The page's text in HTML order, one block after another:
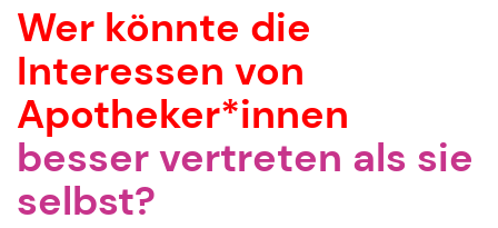
Wer könnte die
Interessen von
Apotheker*innen
besser vertreten als sie
selbst?